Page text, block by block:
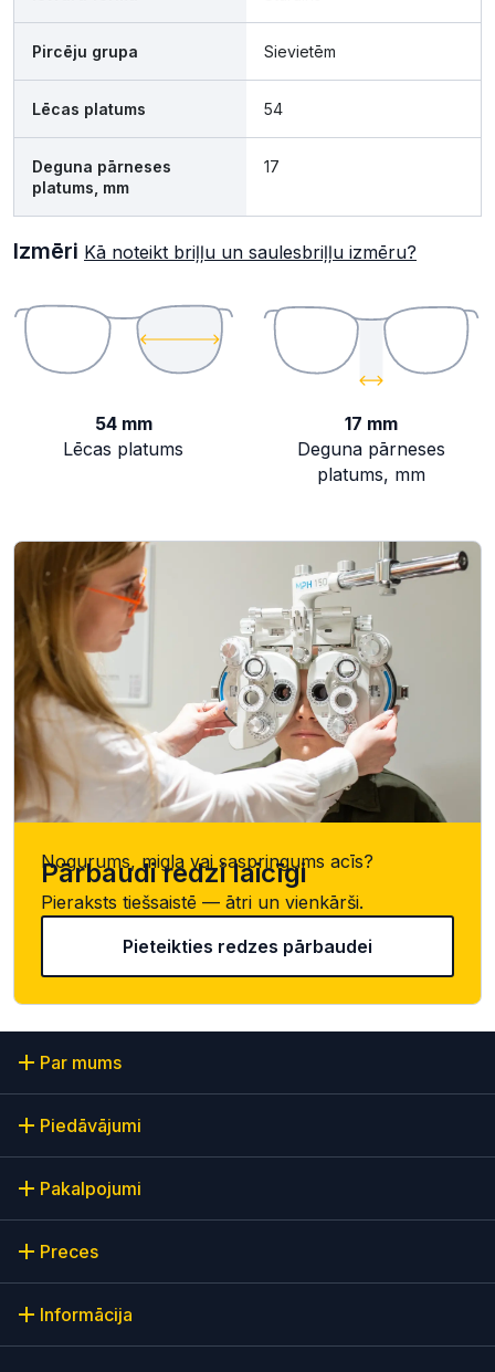
Pircēju grupa Sievietēm
Lēcas platums 54
Deguna pārneses
platums, mm
17
Izmēri Kā noteikt briļļu un saulesbriļļu izmēru?
54 mm
Lēcas platums
17 mm
Deguna pārneses
platums, mm
Nogurums, migla vai saspringums acīs?
Pārbaudi redzi laicīgi
Pieraksts tiešsaistē — ātri un vienkārši.
Pieteikties redzes pārbaudei
Par mums
Piedāvājumi
Pakalpojumi
Preces
Informācija